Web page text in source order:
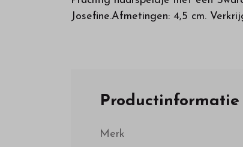
Josefine.Afmetingen: 4,5 cm.
Productinformatie
Merk